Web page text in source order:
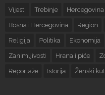
Vijesti Trebinje Hercegovina
Bosna i Hercegovina Region
Religija Politika Ekonomija
Zanimljivosti Hrana i piće
Reportaže Istorija Ženski